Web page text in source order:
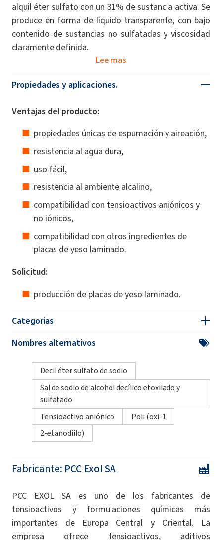
alquil éter sulfato con un 31% de sustancia activa. Se
produce en forma de líquido transparente, con bajo
contenido de sustancias no sulfatadas y viscosidad
claramente definida.
Lee mas
Propiedades y aplicaciones.
Ventajas del producto:
propiedades únicas de espumación y aireación,
resistencia al agua dura,
uso fácil,
resistencia al ambiente alcalino,
compatibilidad con tensioactivos aniónicos y
no iónicos,
compatibilidad con otros ingredientes de
placas de yeso laminado.
Solicitud:
producción de placas de yeso laminado.
Categorias
Nombres alternativos
Decil éter sulfato de sodio
Sal de sodio de alcohol decílico etoxilado y
sulfatado
Tensioactivo aniónico
Poli (oxi-1
2-etanodiilo)
Fabricante: PCC Exol SA
PCC EXOL SA es uno de los fabricantes de
tensioactivos y formulaciones químicas más
importantes de Europa Central y Oriental. La
empresa ofrece tensioactivos, aditivos